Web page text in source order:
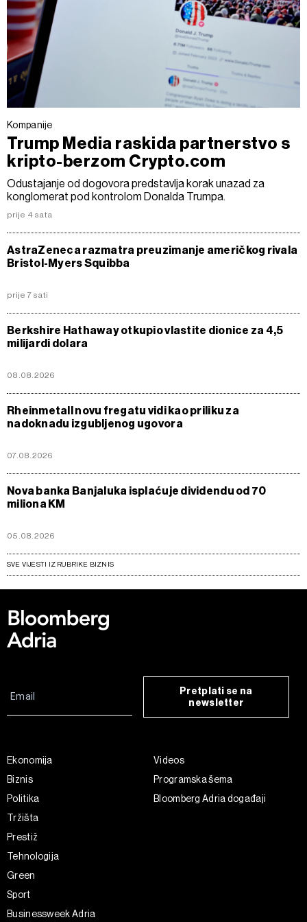
o kolačićima i drugim sličnim tehnologijama uPolitici
kolačića
. Kolačiće u bilo kojem trenutku možete ponovno
ažurirati klikom na „Prikaži detalje“. Privolu možete u bilo
kojem trenutku povući bez negativnih posljedica.
Kompanije
Trump Media raskida partnerstvo s
kripto-berzom Crypto.com
Odustajanje od dogovora predstavlja korak unazad za
konglomerat pod kontrolom Donalda Trumpa.
prije 4 sata
AstraZeneca razmatra preuzimanje američkog rivala
Bristol-Myers Squibba
prije 7 sati
Berkshire Hathaway otkupio vlastite dionice za 4,5
milijardi dolara
08.08.2026
Rheinmetall novu fregatu vidi kao priliku za
nadoknadu izgubljenog ugovora
07.08.2026
Nova banka Banjaluka isplaćuje dividendu od 70
miliona KM
05.08.2026
SVE VIJESTI IZ RUBRIKE BIZNIS
Pretplati se na
newsletter
Ekonomija
Biznis
Politika
Tržišta
Prestiž
Tehnologija
Green
Sport
Businessweek Adria
Videos
Programska šema
Bloomberg Adria događaji